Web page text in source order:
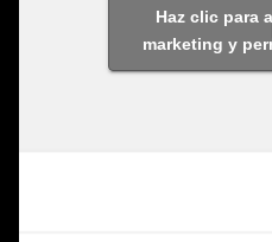
Haz clic para
marketing y